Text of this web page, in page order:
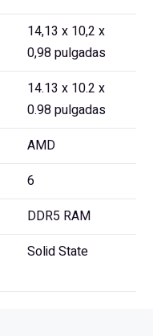
‎14,13 x 10,2 x
0,98 pulgadas
‎14.13 x 10.2 x
0.98 pulgadas
‎AMD
‎6
‎DDR5 RAM
‎Solid State